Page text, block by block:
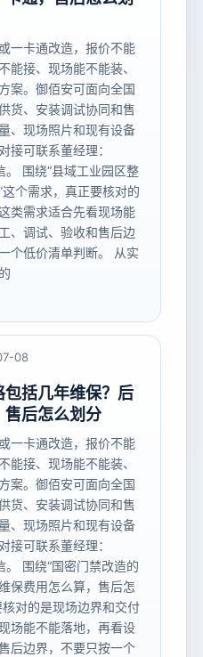
一卡通改造，报价不能
能接、现场能不能装、
案。御佰安可面向全国
货、安装调试协同和售
、现场照片和现有设备
接可联系董经理：
围绕“县域工业园区整
个需求，真正要核对的
类需求适合先看现场能
、调试、验收和售后边
个低价清单判断。 从实
08
包括几年维保？后
售后怎么划分
一卡通改造，报价不能
能接、现场能不能装、
案。御佰安可面向全国
货、安装调试协同和售
、现场照片和现有设备
接可联系董经理：
围绕“国密门禁改造的
保费用怎么算，售后怎
对的是现场边界和交付
场能不能落地，再看设
后边界，不要只按一个